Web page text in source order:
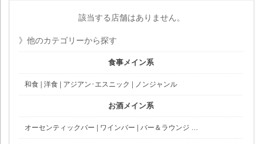
該当する店舗はありません。
》他のカテゴリーから探す
食事メイン系
和食 |洋食 アジアン･エスニック ノンジャンル
お酒メイン系
オーセンティックバー ワインバー |バー＆ラウンジ …